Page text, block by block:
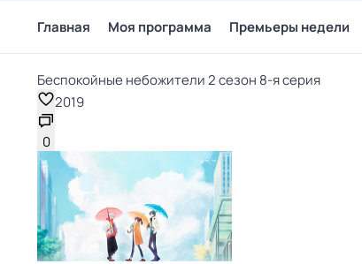
Главная Моя программа Премьеры недели
Беспокойные небожители 2 сезон 8-я серия
2019
0